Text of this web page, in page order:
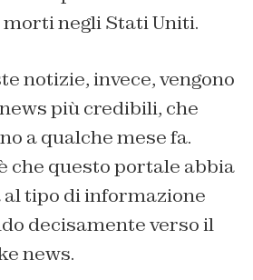
negli Stati Uniti.
notizie, invece, vengono
più credibili, che
a qualche mese fa.
che questo portale abbia
al tipo di informazione
decisamente verso il
news.